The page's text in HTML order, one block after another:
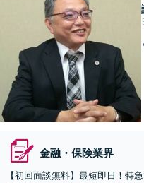
金融・保険業界
【初回面談無料】最短即日！特